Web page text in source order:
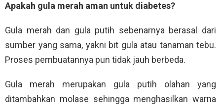
Apakah gula merah aman untuk diabetes?
Gula merah dan gula putih sebenarnya berasal dari
sumber yang sama, yakni bit gula atau tanaman tebu.
Proses pembuatannya pun tidak jauh berbeda.
Gula merah merupakan gula putih olahan yang
ditambahkan molase sehingga menghasilkan warna